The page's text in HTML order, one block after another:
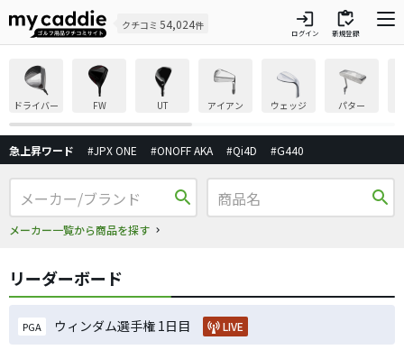
クチコミ 54,024件 login
ログイン
inventory
新規登録
ドライバー FW UT アイアン ウェッジ パター
急上昇ワード #JPX ONE #ONOFF AKA #Qi4D #G440
search
メーカー一覧から商品を探す
search
リーダーボード
PGA ウィンダム選手権 1日目 LIVE